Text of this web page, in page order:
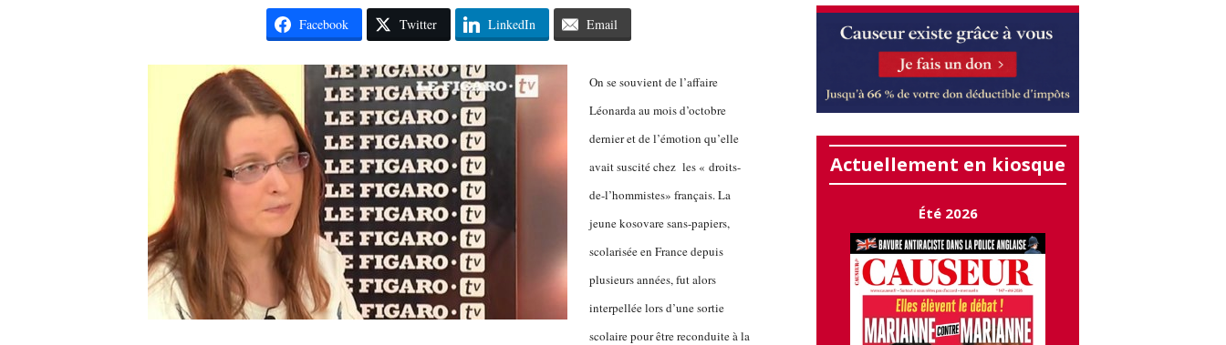
Facebook Twitter LinkedIn Email
On se souvient de l’affaire
Léonarda au mois d’octobre
dernier et de l’émotion qu’elle
avait suscité chez les « droits-
de-l’hommistes» français. La
jeune kosovare sans-papiers,
scolarisée en France depuis
plusieurs années, fut alors
interpellée lors d’une sortie
scolaire pour être reconduite à la
Actuellement en kiosque
Été 2026